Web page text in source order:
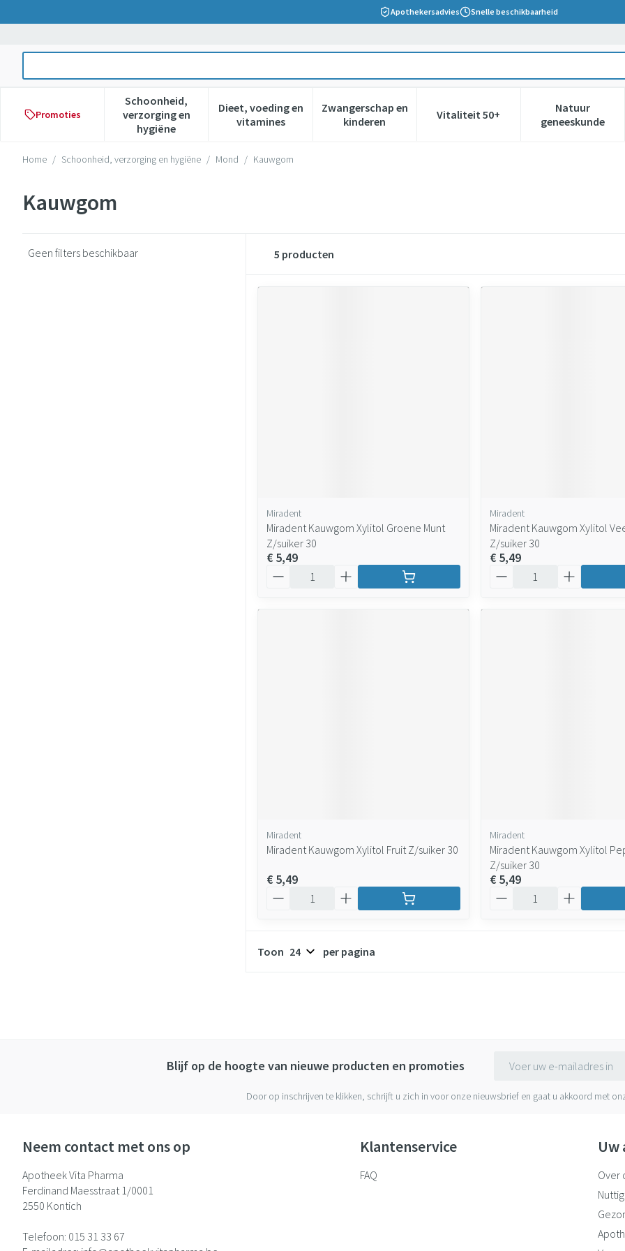
Apothekersadvies Snelle beschikbaarheid
Promoties
Schoonheid,
verzorging en
hygiëne
Toon submenu voor Schoonheid, verzorging en hygiëne categorie
Dieet, voeding en
vitaminesToon submenu voor Dieet, voeding en vitamines categorie
Zwangerschap en
kinderenToon submenu voor Zwangerschap en kinderen
Vitaliteit 50+Toon submenu voor Vitaliteit
Natuur
geneeskunde
Toon
Home / Schoonheid, verzorging en hygiëne / Mond / Kauwgom
Kauwgom
Geen filters beschikbaar 5 producten
Miradent
Miradent Kauwgom Xylitol Groene Munt
Z/suiker 30
€ 5,49
Miradent
Miradent Kauwgom Xylitol
Z/suiker 30
€ 5,49
Miradent
Miradent Kauwgom Xylitol Fruit Z/suiker 30
€ 5,49
Miradent
Miradent Kauwgom Xylitol
Z/suiker 30
€ 5,49
Toon per pagina
Blijf op de hoogte van nieuwe producten en promoties
Door op inschrijven te klikken, schrijft u zich in voor onze nieuwsbrief en gaat u akkoord met
Neem contact met ons op
Apotheek Vita Pharma
Ferdinand Maesstraat 1/0001
2550 Kontich
Telefoon: 015 31 33 67
Klantenservice
FAQ
Uw
Over